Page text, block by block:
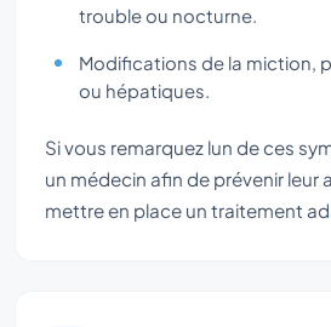
trouble ou nocturne.
Modifications de la miction,
ou hépatiques.
Si vous remarquez lun de ces
un médecin afin de prévenir leur
mettre en place un traitement